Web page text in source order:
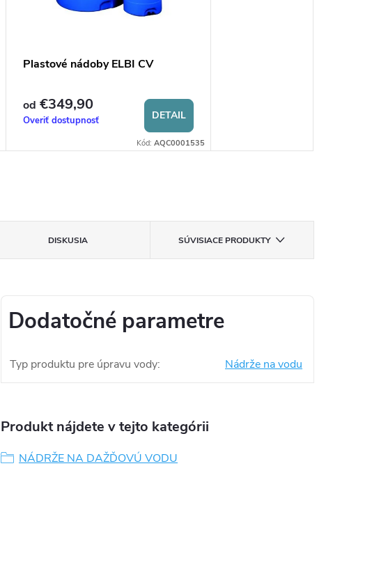
DISKUSIA SÚVISIACE PRODUKTY
Dodatočné parametre
Typ produktu pre úpravu vody: Nádrže na vodu
Produkt nájdete v tejto kategórii
NÁDRŽE NA DAŽĎOVÚ VODU
Plastové nádoby ELBI CV
od €349,90
Overiť dostupnosť DETAIL
Kód: AQC0001535